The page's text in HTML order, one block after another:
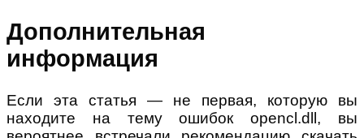
Дополнительная
информация
Если эта статья — не первая, которую вы
находите на тему ошибок opencl.dll, вы